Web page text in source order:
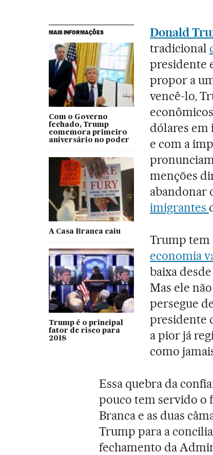
MAIS INFORMAÇÕES
Com o Governo
fechado, Trump
comemora primeiro
aniversário no poder
A Casa Branca caiu
Trump é o principal
fator de risco para
2018
Donald
tradicional
presidente
propor a
vencê-lo,
dólares em
e com a
menções
abandonar
imigrantes
Trump tem
economia
baixa
Mas ele
persegue
presidente
a pior já
como
Essa quebra da
pouco tem servido o
Branca e as duas
Trump para a
fechamento da